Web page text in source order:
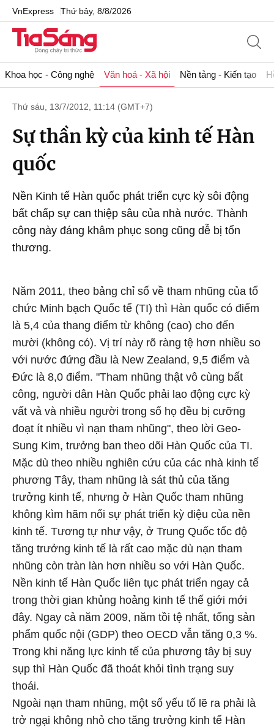
VnExpress Thứ bảy, 8/8/2026
Khoa học - Công nghệ Văn hoá - Xã hội Nền tảng - Kiến tạo
Thứ sáu, 13/7/2012, 11:14 (GMT+7)
Sự thần kỳ của kinh tế Hàn
quốc
Nền Kinh tế Hàn quốc phát triển cực kỳ sôi động
bất chấp sự can thiệp sâu của nhà nước. Thành
công này đáng khâm phục song cũng dễ bị tổn
thương.
Năm 2011, theo bảng chỉ số về tham nhũng của tổ
chức Minh bạch Quốc tế (TI) thì Hàn quốc có điểm
là 5,4 của thang điểm từ không (cao) cho đến
mười (không có). Vị trí này rõ ràng tệ hơn nhiều so
với nước đứng đầu là New Zealand, 9,5 điểm và
Đức là 8,0 điểm. "Tham nhũng thật vô cùng bất
công, người dân Hàn Quốc phải lao động cực kỳ
vất vả và nhiều người trong số họ đều bị cưỡng
đoạt ít nhiều vì nạn tham nhũng", theo lời Geo-
Sung Kim, trưởng ban theo dõi Hàn Quốc của TI.
Mặc dù theo nhiều nghiên cứu của các nhà kinh tế
phương Tây, tham nhũng là sát thủ của tăng
trưởng kinh tế, nhưng ở Hàn Quốc tham nhũng
không kìm hãm nổi sự phát triển kỳ diệu của nền
kinh tế. Tương tự như vậy, ở Trung Quốc tốc độ
tăng trưởng kinh tế là rất cao mặc dù nạn tham
nhũng còn tràn làn hơn nhiều so với Hàn Quốc.
Nền kinh tế Hàn Quốc liên tục phát triển ngay cả
trong thời gian khủng hoảng kinh tế thế giới mới
đây. Ngay cả năm 2009, năm tồi tệ nhất, tổng sản
phẩm quốc nội (GDP) theo OECD vẫn tăng 0,3 %.
Trong khi năng lực kinh tế của phương tây bị suy
sụp thì Hàn Quốc đã thoát khỏi tình trạng suy
thoái.
Ngoài nạn tham nhũng, một số yếu tố lẽ ra phải là
trở ngại không nhỏ cho tăng trưởng kinh tế Hàn